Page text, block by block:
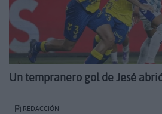
Un tempranero gol de Jesé
REDACCIÓN